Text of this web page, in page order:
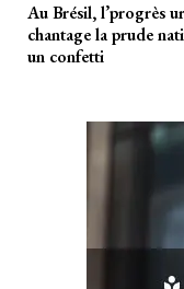
Au Brésil, l’progrès
chantage la prude
un confetti